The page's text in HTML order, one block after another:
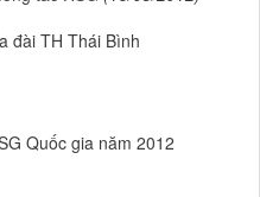
đài TH Thái Bình
Quốc gia năm 2012